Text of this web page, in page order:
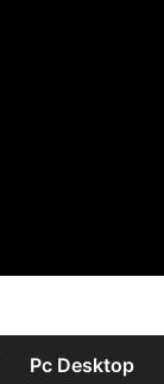
Pc Desktop